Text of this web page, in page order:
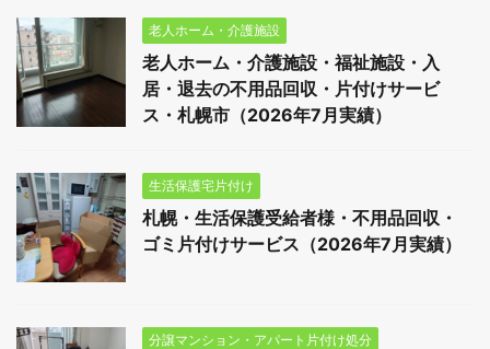
老人ホーム・介護施設
老人ホーム・介護施設・福祉施設・入
居・退去の不用品回収・片付けサービ
ス・札幌市（2026年7月実績）
生活保護宅片付け
札幌・生活保護受給者様・不用品回収・
ゴミ片付けサービス（2026年7月実績）
分譲マンション・アパート片付け処分